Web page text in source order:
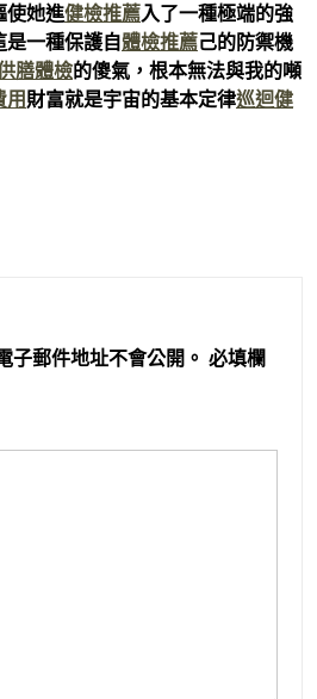
使她進健檢推薦入了一種極端的強
是一種保護自體檢推薦己的防禦機
膳體檢的傻氣，根本無法與我的噸
用 財富就是宇宙的基本定律巡迴健
子郵件地址不會公開。 必填欄